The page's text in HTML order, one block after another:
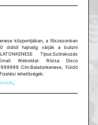
központjában, a főszezonban
órától hajnalig várják a bulizni
Típus:Szórakozás
Weboldal: Rózsa Disco
Cím:Balatonkenese, Fürdő
lehetőségek:
,